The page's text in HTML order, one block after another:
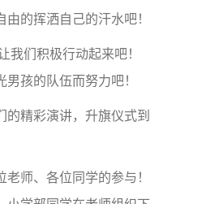
的挥洒自己的汗水吧！
我们积极行动起来吧！
孩的队伍而努力吧！
精彩演讲，升旗仪式到
师、各位同学的参与！